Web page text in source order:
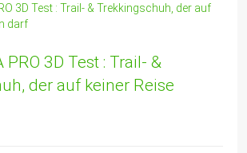
3D Test : Trail- &
der auf keiner Reise